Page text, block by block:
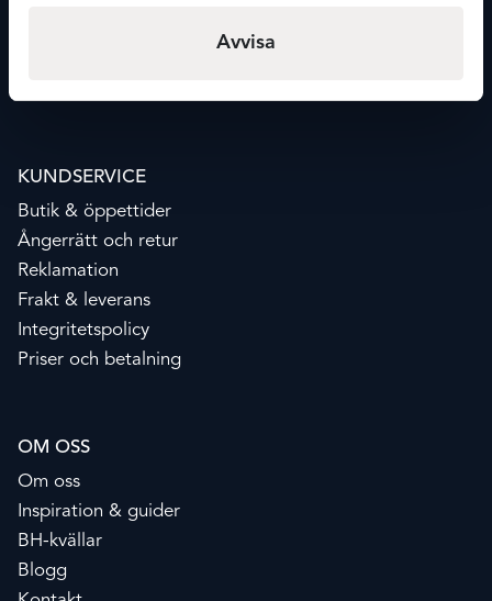
Avvisa
KUNDSERVICE
Butik & öppettider
Ångerrätt och retur
Reklamation
Frakt & leverans
Integritetspolicy
Priser och betalning
OM OSS
Om oss
Inspiration & guider
BH-kvällar
Blogg